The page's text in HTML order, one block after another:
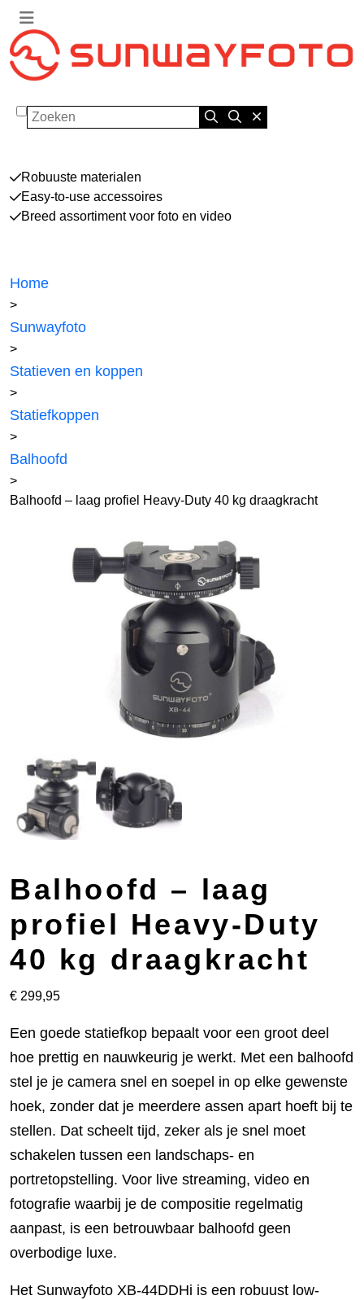
Zoeken
Robuuste materialen
Easy-to-use accessoires
Breed assortiment voor foto en video
Home
>
Sunwayfoto
>
Statieven en koppen
>
Statiefkoppen
>
Balhoofd
>
Balhoofd – laag profiel Heavy-Duty 40 kg draagkracht
Balhoofd – laag
profiel Heavy-Duty
40 kg draagkracht
€ 299,95
Een goede statiefkop bepaalt voor een groot deel
hoe prettig en nauwkeurig je werkt. Met een balhoofd
stel je je camera snel en soepel in op elke gewenste
hoek, zonder dat je meerdere assen apart hoeft bij te
stellen. Dat scheelt tijd, zeker als je snel moet
schakelen tussen een landschaps- en
portretopstelling. Voor live streaming, video en
fotografie waarbij je de compositie regelmatig
aanpast, is een betrouwbaar balhoofd geen
overbodige luxe.
Het Sunwayfoto XB-44DDHi is een robuust low-